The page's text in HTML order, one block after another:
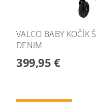
VALCO BABY KOČÍK
DENIM
399,95 €